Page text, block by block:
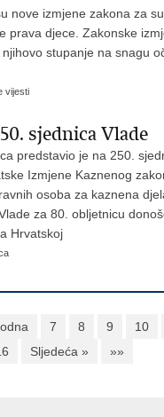
nove izmjene zakona za
prava djece. Zakonske
stupanje na snagu
vijesti
sjednica Vlade
predstavio je na 250.
Izmjene Kaznenog
osoba za kaznena
za 80. obljetnicu
Hrvatskoj
7 8 9 10
Sljedeća » »»